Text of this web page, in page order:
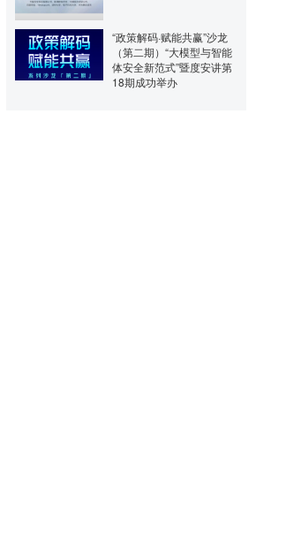
“政策解码·赋能共赢”沙龙
（第二期）“大模型与智能
体安全新范式”暨度安讲第
18期成功举办